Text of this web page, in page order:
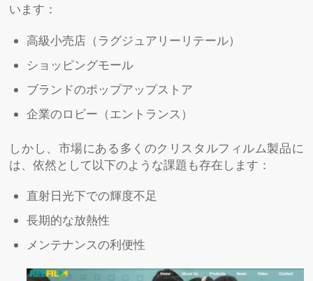
います：
高級小売店（ラグジュアリーリテール）
ショッピングモール
ブランドのポップアップストア
企業のロビー（エントランス）
しかし、市場にある多くのクリスタルフィルム製品に
は、依然として以下のような課題も存在します：
直射日光下での輝度不足
長期的な放熱性
メンテナンスの利便性